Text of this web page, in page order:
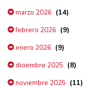
marzo 2026 (14)
febrero 2026 (9)
enero 2026 (9)
diciembre 2025 (8)
noviembre 2025 (11)